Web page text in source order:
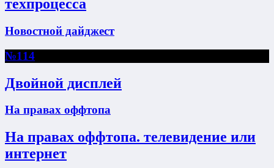
техпроцесса
Новостной дайджест
№114
Двойной дисплей
На правах оффтопа
На правах оффтопа. телевидение или
интернет